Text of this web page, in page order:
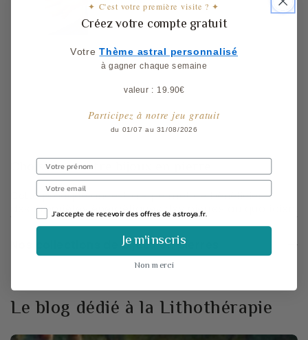
Choisissez votre bijoux en pierre
Cettepratique ancestralepermet debénéficier
des propriétés énergétiquesdes pierres
Nos collections de bijoux en pierres
Le blog dédié à la Lithothérapie
✦ C'est votre première visite ? ✦
Créez votre compte gratuit
Votre ​Thème astral personnalisé
à gagner chaque semaine
valeur : 19.90€
Participez à notre jeu gratuit
du 01/07 au 31/08/2026
J'accepte de recevoir des offres de astroya.fr.
Je m'inscris
Non merci